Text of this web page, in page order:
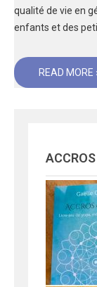
qualité de vie en
enfants et des
READ MORE